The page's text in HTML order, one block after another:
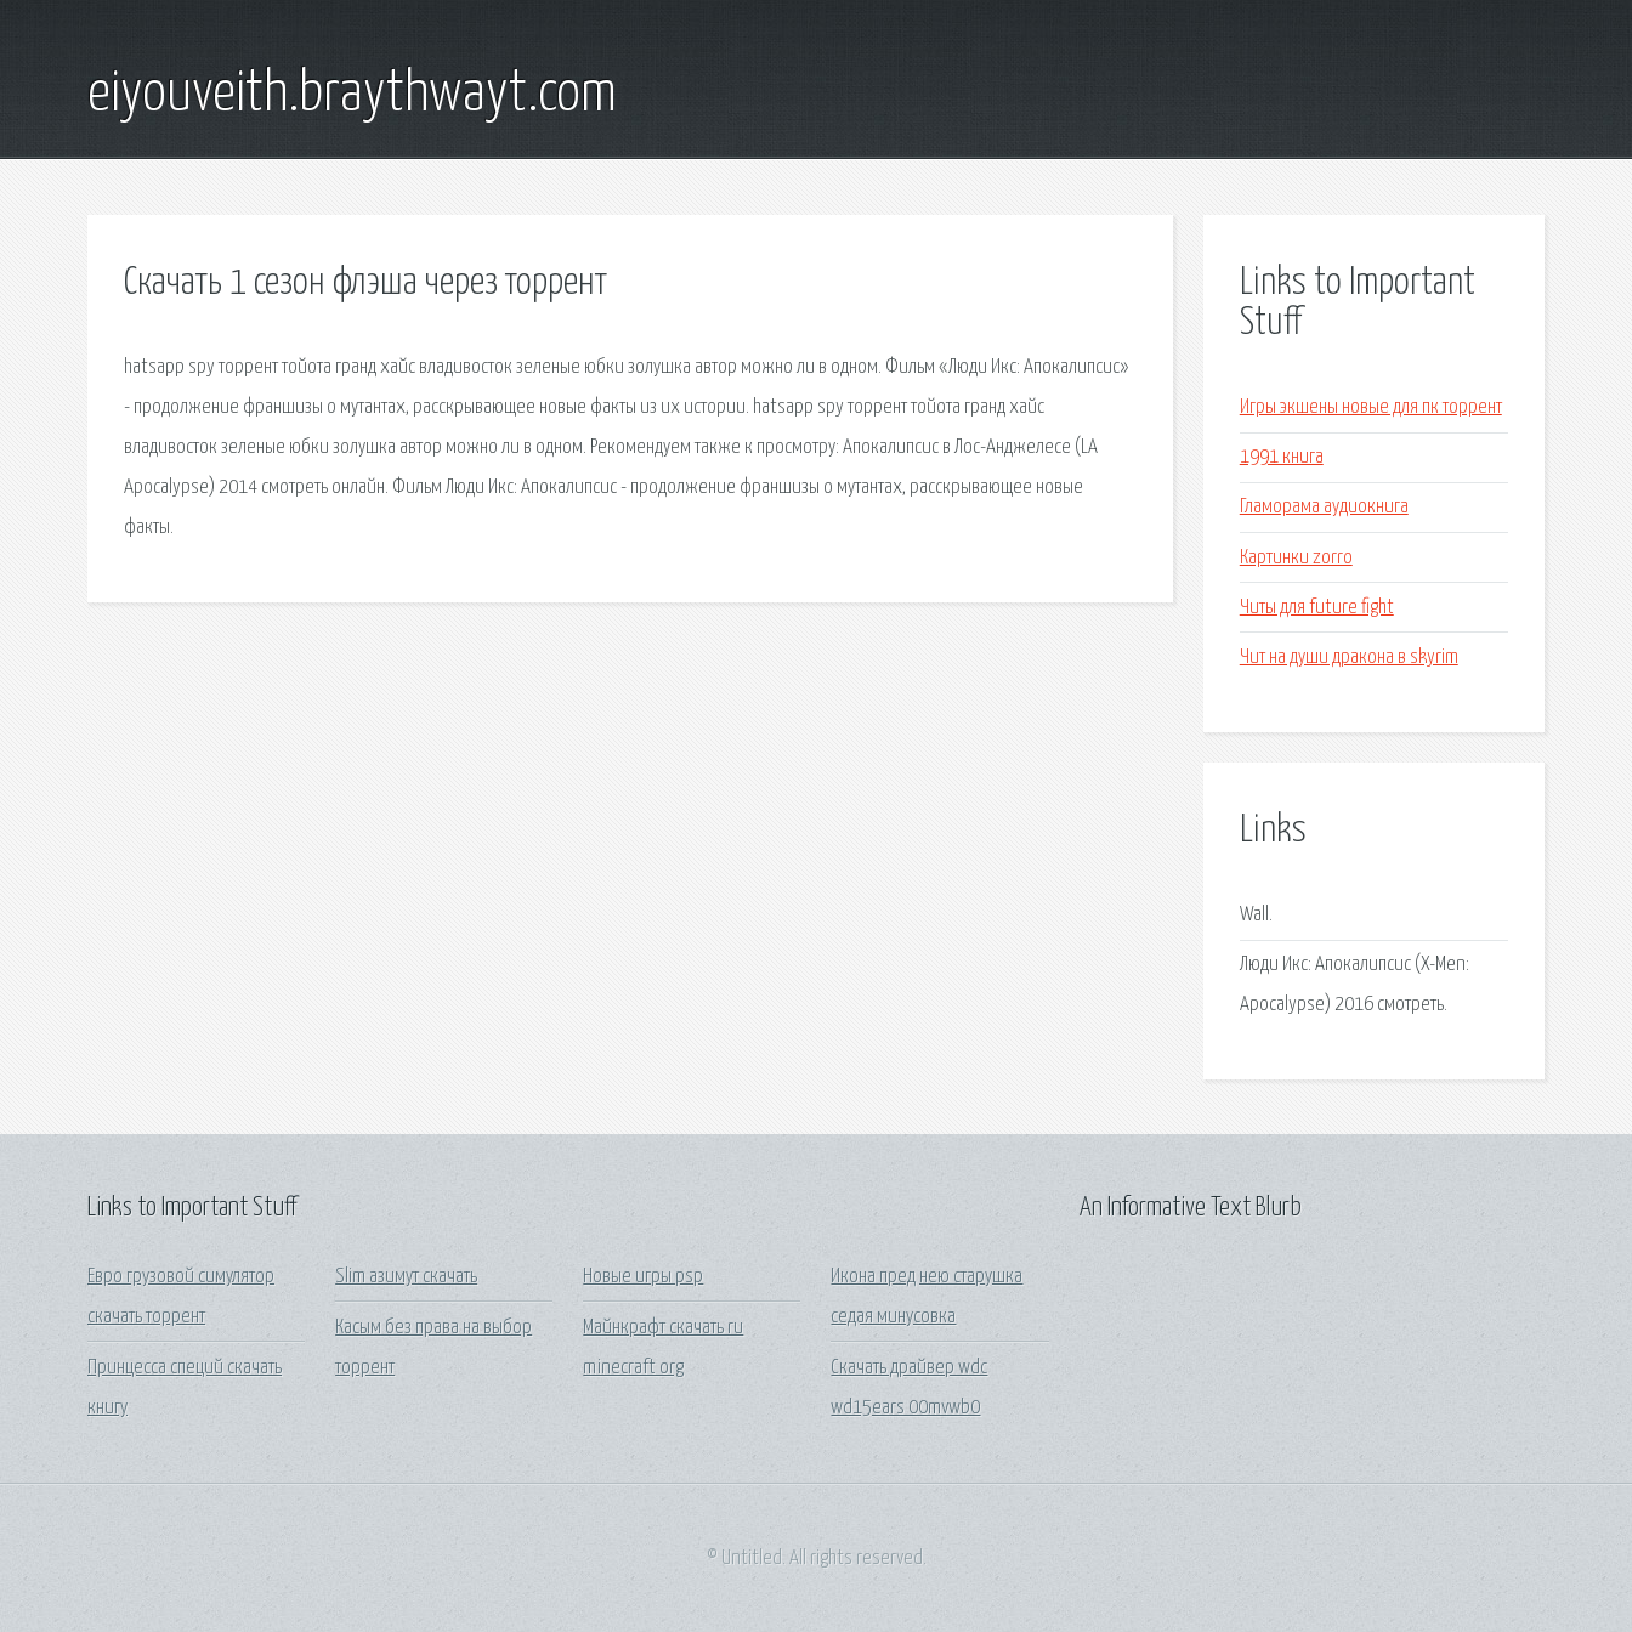
eiyouveith.braythwayt.com
Скачать 1 сезон флэша через торрент
hatsapp spy торрент тойота гранд хайс владивосток зеленые юбки золушка автор можно ли в одном. Фильм «Люди Икс: Апокалипсис»
- продолжение франшизы о мутантах, расскрывающее новые факты из их истории. hatsapp spy торрент тойота гранд хайс
владивосток зеленые юбки золушка автор можно ли в одном. Рекомендуем также к просмотру: Апокалипсис в Лос-Анджелесе (LA
Apocalypse) 2014 смотреть онлайн. Фильм Люди Икс: Апокалипсис - продолжение франшизы о мутантах, расскрывающее новые
факты.
Links to Important
Stuff
Игры экшены новые для пк торрент
1991 книга
Гламорама аудиокнига
Картинки zorro
Читы для future fight
Чит на души дракона в skyrim
Links
Wall.
Люди Икс: Апокалипсис (X-Men:
Apocalypse) 2016 смотреть.
Links to Important Stuff
Евро грузовой симулятор
скачать торрент
Принцесса специй скачать
книгу
Slim азимут скачать
Касым без права на выбор
торрент
Новые игры psp
Майнкрафт скачать ru
minecraft org
Икона пред нею старушка
седая минусовка
Скачать драйвер wdc
wd15ears 00mvwb0
An Informative Text Blurb
© Untitled. All rights reserved.